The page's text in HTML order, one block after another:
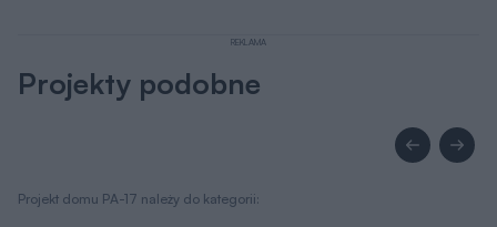
REKLAMA
Projekty podobne
Projekt domu PA-17 należy do kategorii: